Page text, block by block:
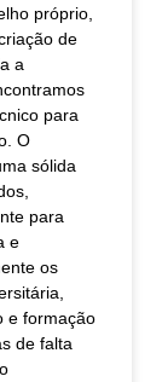
próprio,
de
a
para
O
sólida
para
e
os
e formação
de falta